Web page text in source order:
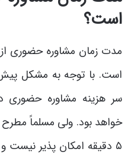
است؟
است. با توجه به مشکل
سر هزینه مشاوره حضوری
خواهد بود. ولی مسلماً
۵ دقیقه امکان‌ پذیر نیست